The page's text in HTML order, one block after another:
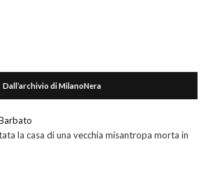
Dall’archivio di MilanoNera
la casa di una vecchia misantropa morta in